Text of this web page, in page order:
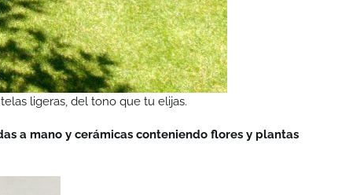
ligeras, del tono que tu elijas.
a mano y cerámicas conteniendo flores y plantas